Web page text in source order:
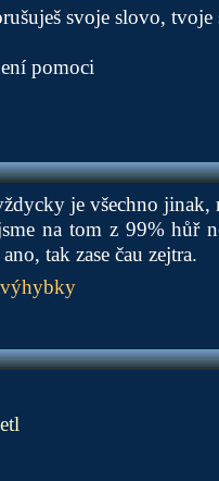
svoje slovo, tvoje
pomoci
je všechno
na tom z 99% hůř
tak zase čau zejtra.